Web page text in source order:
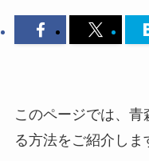
このページでは、
る方法をご紹介しま